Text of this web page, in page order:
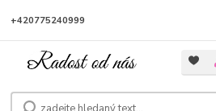
+420775240999